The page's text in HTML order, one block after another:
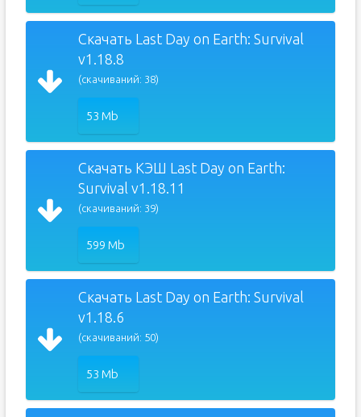
Скачать Last Day on Earth: Survival
v1.18.8
(скачиваний: 38)
53 Mb
Скачать КЭШ Last Day on Earth:
Survival v1.18.11
(скачиваний: 39)
599 Mb
Скачать Last Day on Earth: Survival
v1.18.6
(скачиваний: 50)
53 Mb